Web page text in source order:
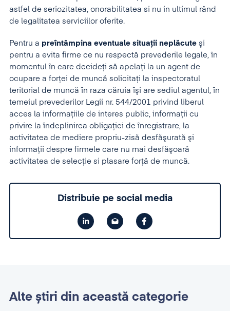
astfel de seriozitatea, onorabilitatea si nu in ultimul rând
de legalitatea serviciilor oferite.
Pentru a preîntâmpina eventuale situaţii neplăcute şi
pentru a evita firme ce nu respectă prevederile legale, în
momentul în care decideţi să apelaţi la un agent de
ocupare a forţei de muncă solicitaţi la inspectoratul
teritorial de muncă în raza căruia îşi are sediul agentul, în
temeiul prevederilor Legii nr. 544/2001 privind liberul
acces la informaţiile de interes public, informaţii cu
privire la îndeplinirea obligaţiei de înregistrare, la
activitatea de mediere propriu-zisă desfăşurată şi
informaţii despre firmele care nu mai desfăşoară
activitatea de selecţie si plasare forţă de muncă.
Distribuie pe social media
Alte știri din această categorie